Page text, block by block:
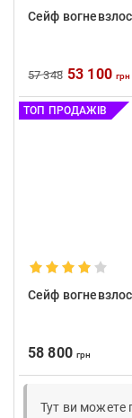
Сейф
57 348 53 100 грн
ТОП ПРОДАЖІВ
Сейф
58 800грн
Тут ви можете